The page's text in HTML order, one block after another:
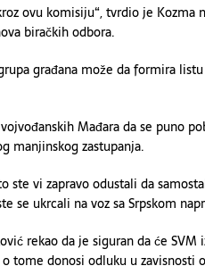
ovu komisiju“, tvrdio je Kozma
biračkih odbora.
građana može da formira
Mađara da se puno
manjinskog zastupanja.
ste vi zapravo odustali da
se ukrcali na voz sa Srpskom
rekao da je siguran da će SVM
tome donosi odluku u zavisnosti